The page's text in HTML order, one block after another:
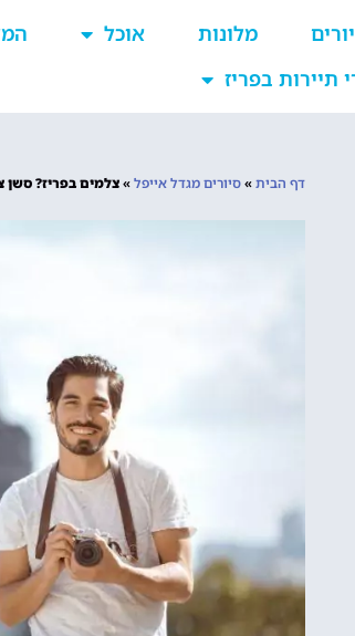
מלונות אוכל
תיירות בפריז
דף הבית»סיורים מגדל אייפל»צלמים בפריז? סשן